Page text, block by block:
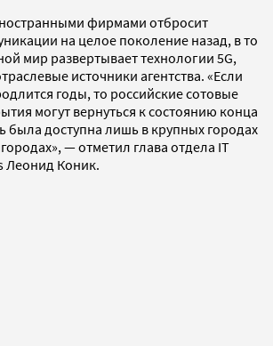
фирмами отбросит
на целое поколение назад, в то
мир развертывает технологии 5G,
источники агентства. «Если
годы, то российские сотовые
могут вернуться к состоянию конца
была доступна лишь в крупных городах
— отметил глава отдела IT
Леонид Коник.